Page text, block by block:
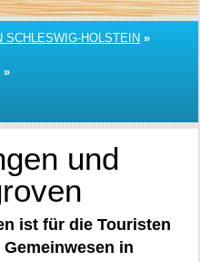
SCHLESWIG-HOLSTEIN »
»
und
ist für die Touristen
in